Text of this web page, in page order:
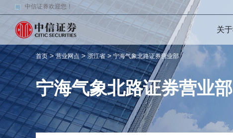
中信证券欢迎您！
关
首页>营业网点>浙江省> 宁海气象北路证券营业部
宁海气象北路证券营业部